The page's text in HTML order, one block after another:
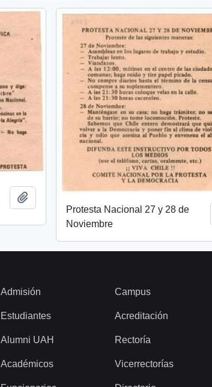
Protesta Nacional 27 y 28 de
Noviembre
Admisión
Estudiantes
Alumni UAH
Académicos
Campus
Acreditación
Rectoría
Vicerrectorías